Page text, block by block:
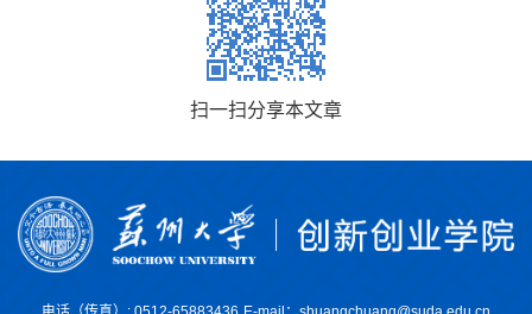
扫一扫分享本文章